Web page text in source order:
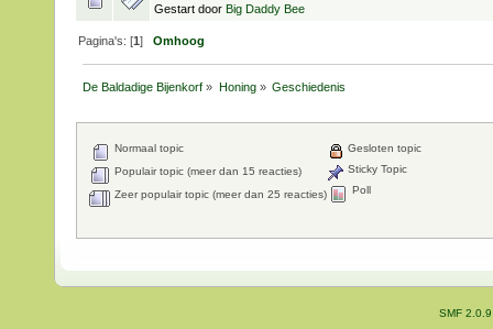
Gestart door Big Daddy Bee
Pagina's: [1]Omhoog
De Baldadige Bijenkorf » Honing» Geschiedenis
Normaal topic
Populair topic (meer dan 15 reacties)
Zeer populair topic (meer dan 25 reacties)
Gesloten topic
Sticky Topic
Poll
SMF 2.0.9